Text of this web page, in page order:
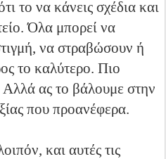
το να κάνεις σχέδια και
Όλα μπορεί να
να στραβώσουν ή
το καλύτερο. Πιο
ας το βάλουμε στην
που προανέφερα.
και αυτές τις